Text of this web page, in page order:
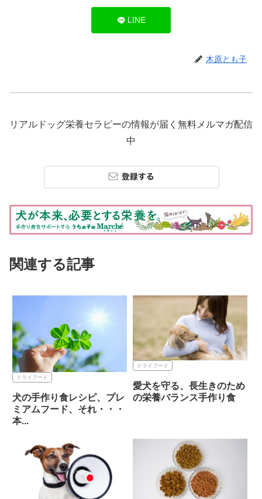
LINE
木原とも子
リアルドッグ栄養セラピーの情報が届く無料メルマガ配信
中
関連する記事
ドライフード
犬の手作り食レシピ、プレ
ミアムフード、それ・・・
本...
ドライフード
愛犬を守る、長生きのため
の栄養バランス手作り食